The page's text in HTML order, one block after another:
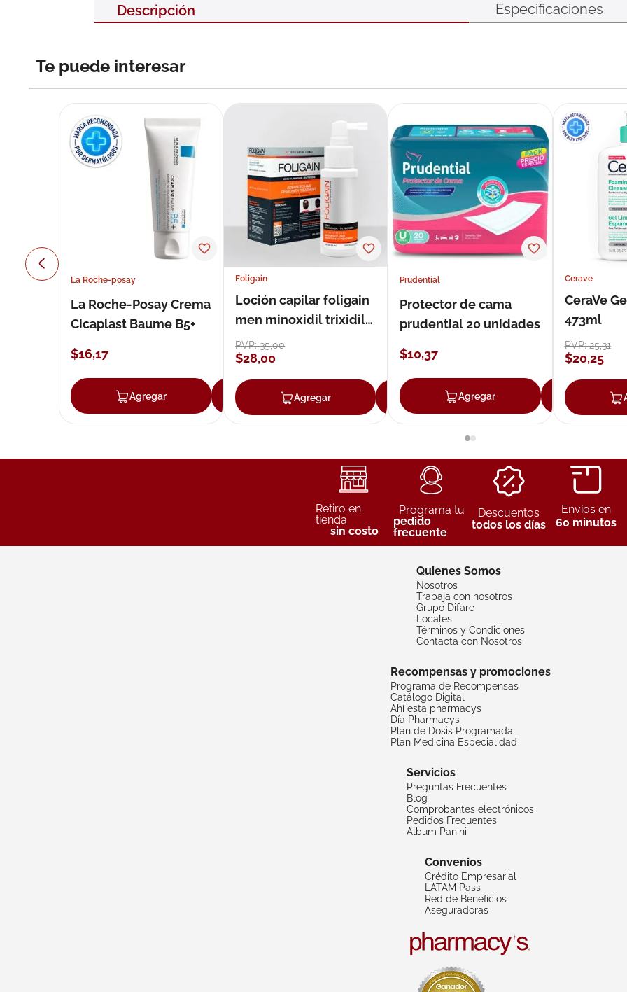
Descripción Especificaciones
Te puede interesar
La Roche-posay
La Roche-Posay Crema
Cicaplast Baume B5+
$16,17
Agregar Agregar
Foligain
Loción capilar foligain
men minoxidil trixidil
loción 59 ml
PVP:35,00
$28,00
Agregar Agregar
Prudential
Protector de cama
prudential 20 unidades
$10,37
Agregar
Cerave
CeraVe
473ml
PVP:25,31
$20,25
Retiro en
tienda
sin costo
Programa tu
pedido
frecuente
Descuentos
todos los días
Envíos en
60 minutos
Quienes Somos
Nosotros
Trabaja con nosotros
Grupo Difare
Locales
Términos y Condiciones
Contacta con Nosotros
Recompensas y promociones
Programa de Recompensas
Catálogo Digital
Ahí esta pharmacys
Día Pharmacys
Plan de Dosis Programada
Plan Medicina Especialidad
Servicios
Preguntas Frecuentes
Blog
Comprobantes electrónicos
Pedidos Frecuentes
Album Panini
Convenios
Crédito Empresarial
LATAM Pass
Red de Beneficios
Aseguradoras